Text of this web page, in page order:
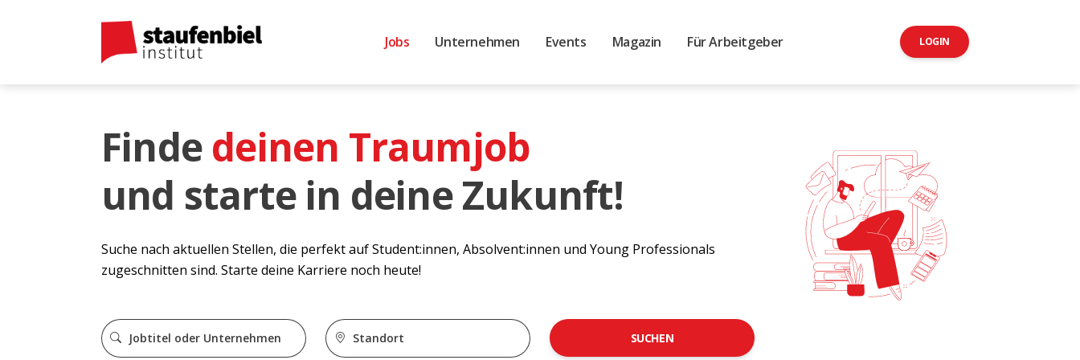
Jobs Unternehmen Events Magazin Für Arbeitgeber LOGIN
Finde deinen Traumjob
und starte in deine Zukunft!
Suche nach aktuellen Stellen, die perfekt auf Student:innen, Absolvent:innen und Young Professionals
zugeschnitten sind. Starte deine Karriere noch heute!
SUCHEN